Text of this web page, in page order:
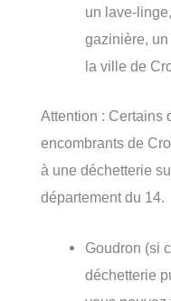
un lave-
gazinière,
la ville de
Attention : Certains
encombrants de
à une déchetterie
département du 14.
Goudron (si
déchetterie